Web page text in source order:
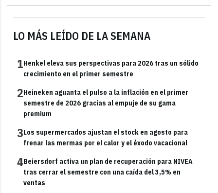
LO MÁS LEÍDO DE LA SEMANA
1Henkel eleva sus perspectivas para 2026 tras un sólido
crecimiento en el primer semestre
2Heineken aguanta el pulso a la inflación en el primer
semestre de 2026 gracias al empuje de su gama
premium
3Los supermercados ajustan el stock en agosto para
frenar las mermas por el calor y el éxodo vacacional
4Beiersdorf activa un plan de recuperación para NIVEA
tras cerrar el semestre con una caída del 3,5% en
ventas